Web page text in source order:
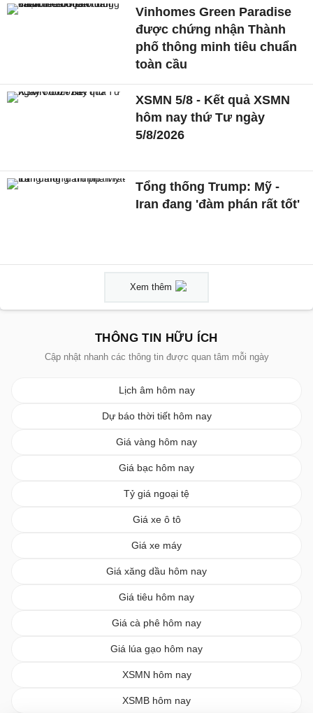
Vinhomes Green Paradise
được chứng nhận Thành
phố thông minh tiêu chuẩn
toàn cầu
XSMN 5/8 - Kết quả XSMN
hôm nay thứ Tư ngày
5/8/2026
Tổng thống Trump: Mỹ -
Iran đang 'đàm phán rất tốt'
Xem thêm
THÔNG TIN HỮU ÍCH
Cập nhật nhanh các thông tin được quan tâm mỗi ngày
Lịch âm hôm nay
Dự báo thời tiết hôm nay
Giá vàng hôm nay
Giá bạc hôm nay
Tỷ giá ngoại tệ
Giá xe ô tô
Giá xe máy
Giá xăng dầu hôm nay
Giá tiêu hôm nay
Giá cà phê hôm nay
Giá lúa gạo hôm nay
XSMN hôm nay
XSMB hôm nay